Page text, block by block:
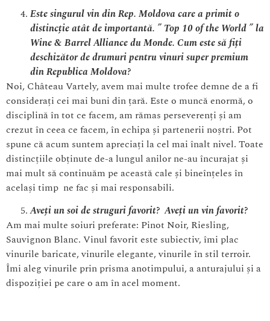
Este singurul vin din Rep. Moldova care a primit o
distincție atât de importantă. ” Top 10 of the World ” la
Wine & Barrel Alliance du Monde. Cum este să fiți
deschizător de drumuri pentru vinuri super premium
din Republica Moldova?
Noi, Château Vartely, avem mai multe trofee demne de a fi
considerați cei mai buni din țară. Este o muncă enormă, o
disciplină în tot ce facem, am rămas perseverenți și am
crezut în ceea ce facem, în echipa și partenerii noștri. Pot
spune că acum suntem apreciați la cel mai înalt nivel. Toate
distincțiile obținute de-a lungul anilor ne-au încurajat și
mai mult să continuăm pe această cale și bineînțeles în
același timp ne fac și mai responsabili.
Aveți un soi de struguri favorit? Aveți un vin favorit?
Am mai multe soiuri preferate: Pinot Noir, Riesling,
Sauvignon Blanc. Vinul favorit este subiectiv, îmi plac
vinurile baricate, vinurile elegante, vinurile în stil terroir.
Îmi aleg vinurile prin prisma anotimpului, a anturajului și a
dispoziției pe care o am în acel moment.